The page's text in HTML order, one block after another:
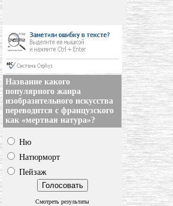
Название какого
популярного жанра
изобразительного искусства
переводится с французского
как «мертвая натура»?
Ню
Натюрморт
Пейзаж
Смотреть результаты